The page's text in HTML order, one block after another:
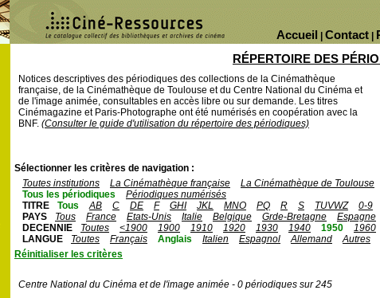
Contact
Accueil
RÉPERTOIRE DES
Notices descriptives des périodiques des collections de la Cinémathèque
française, de la Cinémathèque de Toulouse et du Centre National du Cinéma et
de l'image animée, consultables en accès libre ou sur demande. Les titres
Cinémagazine et Paris-Photographe ont été numérisés en coopération avec la
BNF. (Consulter le guide d'utilisation du répertoire des périodiques)
Sélectionner les critères de navigation :
Toutes institutions
La Cinémathèque française La Cinémathèque de Toulouse
Tous les périodiques
Périodiques numérisés
TITRE
Tous AB C DE F GHI JKL MNO PQ R S TUVWZ
0-9
PAYS
Tous France Etats-Unis Italie Belgique Grde-Bretagne Espagne
DECENNIE
Toutes <1900 1900 1910 1920 1930 1940 1950 1960
LANGUE
Toutes Français Anglais Italien Espagnol Allemand
Autres
Réinitialiser les critères
Centre National du Cinéma et de l'image animée - 0 périodiques sur 245